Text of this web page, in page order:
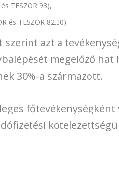
TESZOR 93),
és TESZOR 82.30)
azt a
megelőző hat
30%-a származott.
főtevékenységként